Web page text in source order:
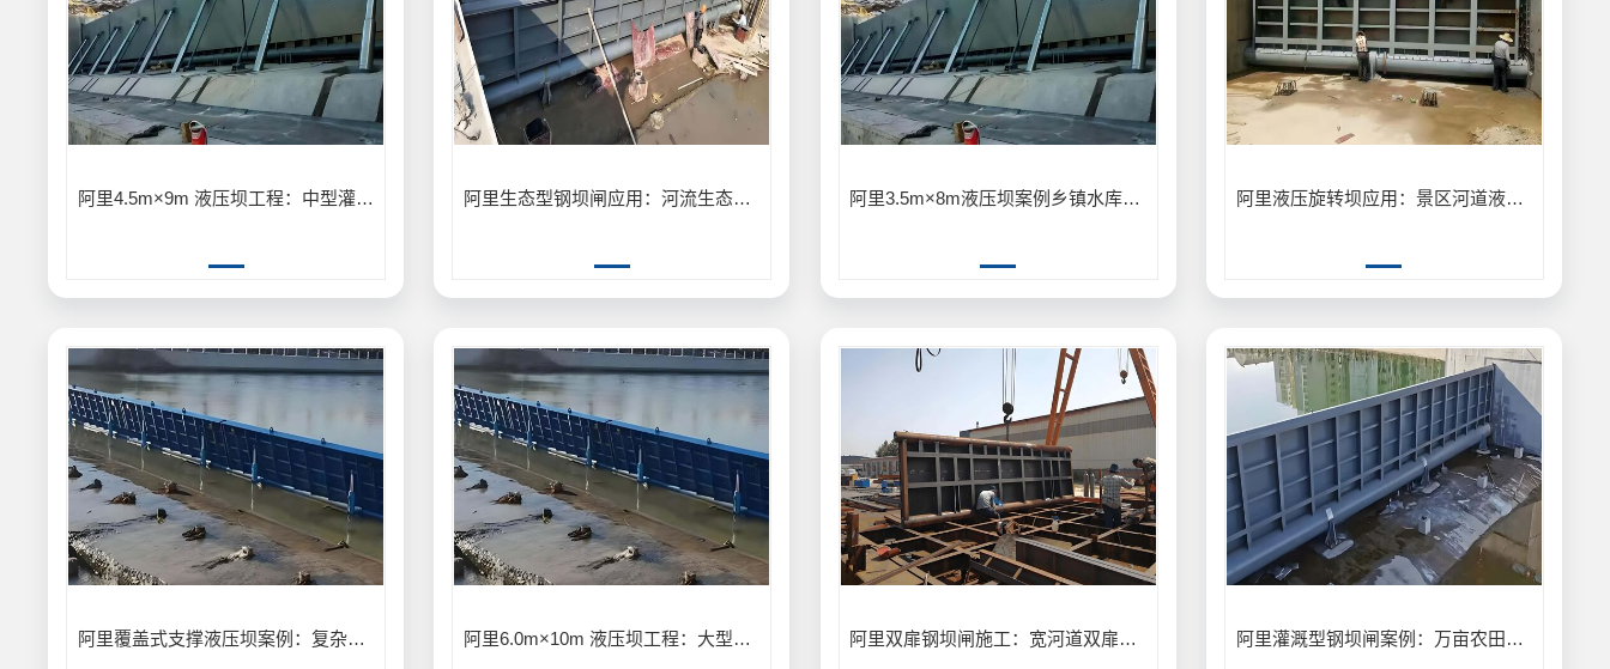
阿里4.5m×9m 液压坝工程：中型灌区 4.5m×9m 液压坝输水灌溉工程案例 阿里生态型钢坝闸应用：河流生态修复生态型钢坝闸保护生物多样性案例 阿里3.5m×8m液压坝案例乡镇水库蓄水保障应用 阿里液压旋转坝应用：景区河道液压旋转坝景观与泄洪工程
阿里覆盖式支撑液压坝案例：复杂地形覆盖式支撑液压坝安装应用 阿里6.0m×10m 液压坝工程：大型水利枢纽 6.0m×10m 液压坝建设应用 阿里双扉钢坝闸施工：宽河道双扉钢坝闸分段启闭防洪工程应用 阿里灌溉型钢坝闸案例：万亩农田灌溉型钢坝闸节水供水工程